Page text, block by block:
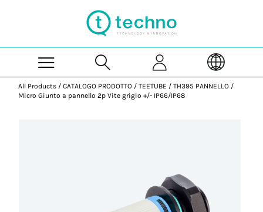
All Products / CATALOGO PRODOTTO / TEETUBE / TH395 PANNELLO /
Micro Giunto a pannello 2p Vite grigio +/- IP66/IP68